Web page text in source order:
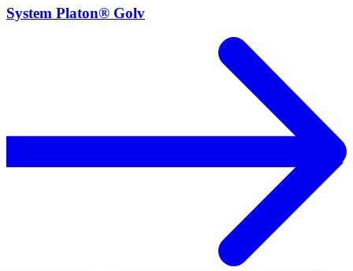
System Platon® Golv